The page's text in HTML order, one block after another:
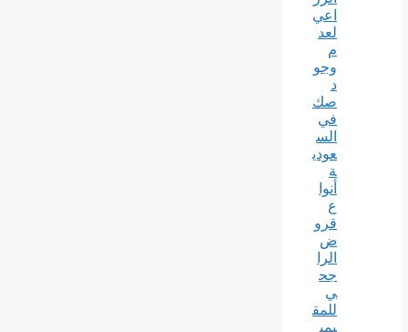
اعي
لعد
م
وجو
د
صك
في
الس
عودي
ة
أنوا
ع
قرو
ض
الرا
جح
ي
للمق
يمي